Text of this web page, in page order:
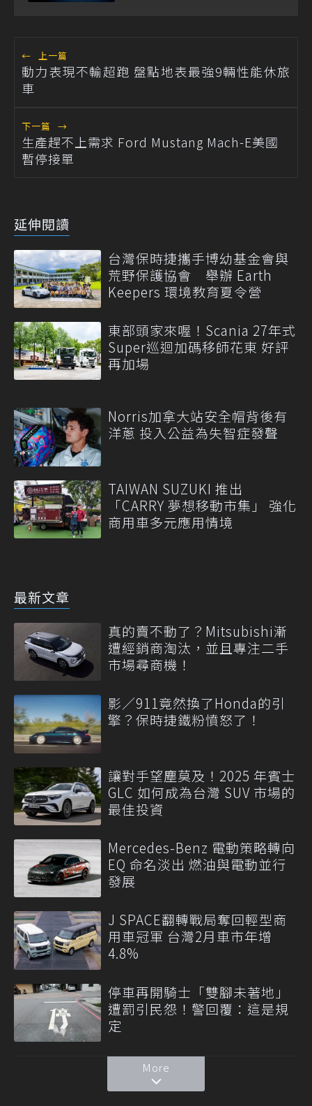
← 上一篇
動力表現不輸超跑 盤點地表最強9輛性能休旅
車
下一篇 →
生產趕不上需求 Ford Mustang Mach-E美國
暫停接單
延伸閱讀
台灣保時捷攜手博幼基金會與
荒野保護協會 舉辦 Earth
Keepers 環境教育夏令營
東部頭家來喔！Scania 27年式
Super巡迴加碼移師花東 好評
再加場
Norris加拿大站安全帽背後有
洋蔥 投入公益為失智症發聲
TAIWAN SUZUKI 推出
「CARRY 夢想移動市集」 強化
商用車多元應用情境
最新文章
真的賣不動了？Mitsubishi漸
遭經銷商淘汰，並且專注二手
市場尋商機！
影／911竟然換了Honda的引
擎？保時捷鐵粉憤怒了！
讓對手望塵莫及！2025 年賓士
GLC 如何成為台灣 SUV 市場的
最佳投資
Mercedes-Benz 電動策略轉向
EQ 命名淡出 燃油與電動並行
發展
J SPACE翻轉戰局奪回輕型商
用車冠軍 台灣2月車市年增
4.8%
停車再開騎士「雙腳未著地」
遭罰引民怨！警回覆：這是規
定
More